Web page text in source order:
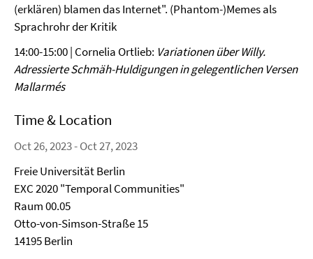
(erklären) blamen das Internet". (Phantom-)Memes als
Sprachrohr der Kritik
14:00-15:00 | Cornelia Ortlieb: Variationen über Willy.
Adressierte Schmäh-Huldigungen in gelegentlichen Versen
Mallarmés
Time & Location
Oct 26, 2023 - Oct 27, 2023
Freie Universität Berlin
EXC 2020 "Temporal Communities"
Raum 00.05
Otto-von-Simson-Straße 15
14195 Berlin